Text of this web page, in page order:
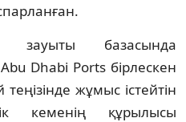
базасында
Dhabi Ports бірлескен
жұмыс істейтін
кеменің құрылысы